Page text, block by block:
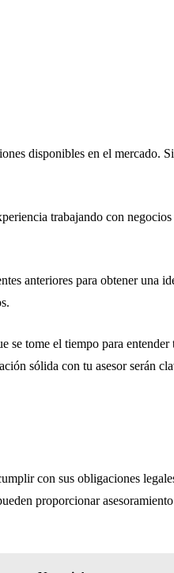
trabajando con
anteriores para obtener una
tome el tiempo para entender
sólida con tu asesor serán
con sus obligaciones
proporcionar